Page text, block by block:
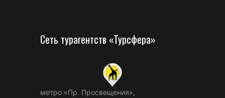
Сеть турагентств «Турсфера»
метро «Пр. Просвещения»,